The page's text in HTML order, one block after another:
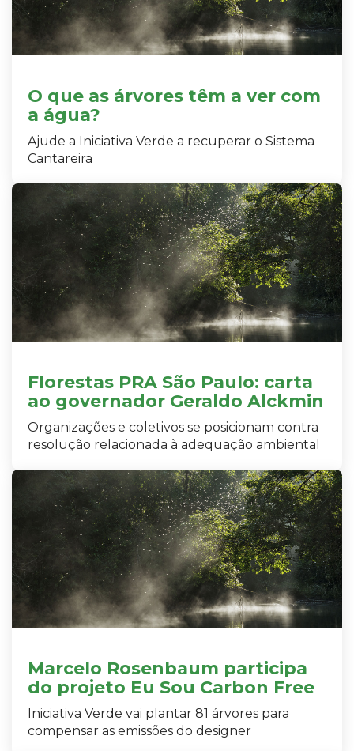
O que as árvores têm a ver com
a água?
Ajude a Iniciativa Verde a recuperar o Sistema
Cantareira
Florestas PRA São Paulo: carta
ao governador Geraldo Alckmin
Organizações e coletivos se posicionam contra
resolução relacionada à adequação ambiental
Marcelo Rosenbaum participa
do projeto Eu Sou Carbon Free
Iniciativa Verde vai plantar 81 árvores para
compensar as emissões do designer